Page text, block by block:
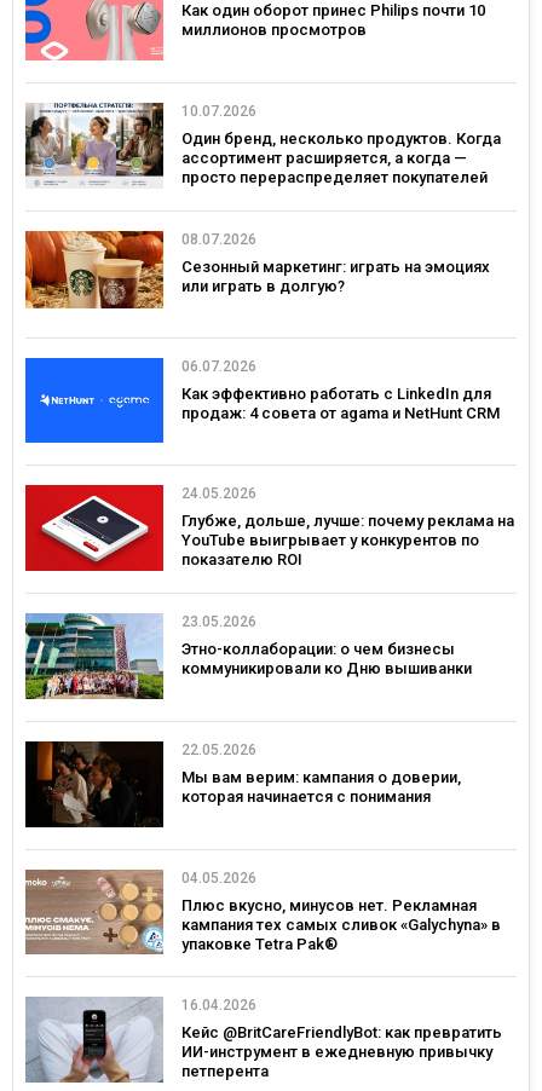
Как один оборот принес Philips почти 10
миллионов просмотров
10.07.2026
Один бренд, несколько продуктов. Когда
ассортимент расширяется, а когда —
просто перераспределяет покупателей
08.07.2026
Сезонный маркетинг: играть на эмоциях
или играть в долгую?
06.07.2026
Как эффективно работать с LinkedIn для
продаж: 4 совета от agama и NetHunt CRM
24.05.2026
Глубже, дольше, лучше: почему реклама на
YouTube выигрывает у конкурентов по
показателю ROI
23.05.2026
Этно-коллаборации: о чем бизнесы
коммуникировали ко Дню вышиванки
22.05.2026
Мы вам верим: кампания о доверии,
которая начинается с понимания
04.05.2026
Плюс вкусно, минусов нет. Рекламная
кампания тех самых сливок «Galychyna» в
упаковке Tetra Pak®
16.04.2026
Кейс @BritCareFriendlyBot: как превратить
ИИ-инструмент в ежедневную привычку
петперента